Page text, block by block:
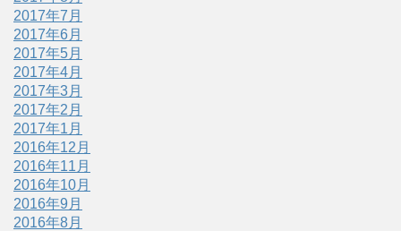
2017年7月
2017年6月
2017年5月
2017年4月
2017年3月
2017年2月
2017年1月
2016年12月
2016年11月
2016年10月
2016年9月
2016年8月